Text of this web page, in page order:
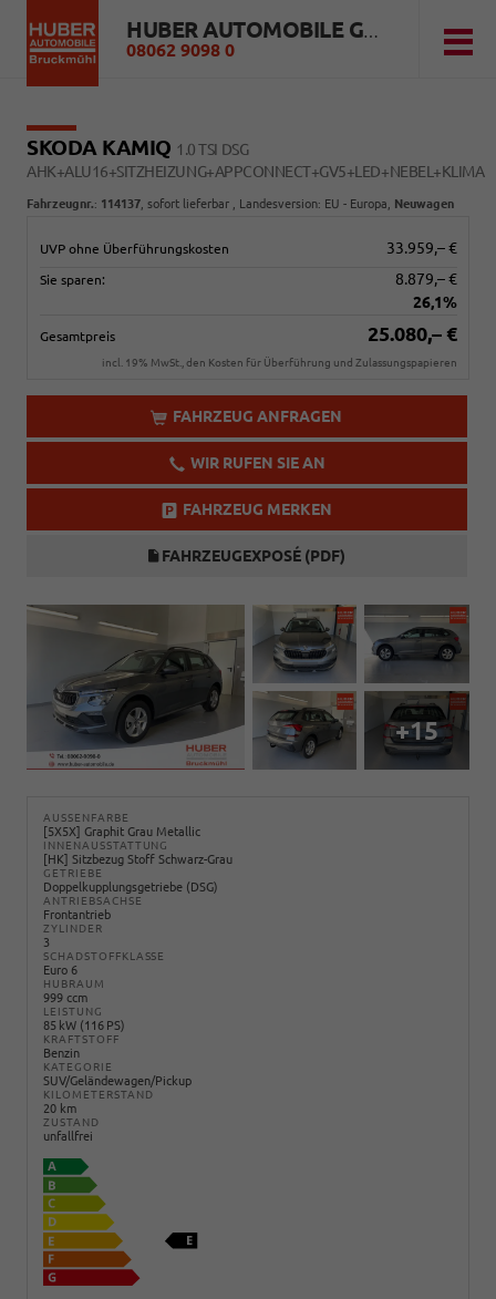
HUBER AUTOMOBILE GMBH
08062 9098 0
SKODA KAMIQ 1.0 TSI DSG
AHK+ALU16+SITZHEIZUNG+APPCONNECT+GV5+LED+NEBEL+KLIMA
Fahrzeugnr.: 114137 sofort lieferbar , Landesversion: EU - Europa, Neuwagen
UVP ohne Überführungskosten 33.959,– €
Sie sparen:
8.879,– €
26,1%
Gesamtpreis 25.080,– €
incl. 19% MwSt., den Kosten für Überführung und Zulassungspapieren
FAHRZEUG ANFRAGEN
WIR RUFEN SIE AN
FAHRZEUG MERKEN
FAHRZEUGEXPOSÉ (PDF)
+15
AUSSENFARBE
[5X5X] Graphit Grau Metallic
INNENAUSSTATTUNG
[HK] Sitzbezug Stoff Schwarz-Grau
GETRIEBE
Doppelkupplungsgetriebe (DSG)
ANTRIEBSACHSE
Frontantrieb
ZYLINDER
3
SCHADSTOFFKLASSE
Euro 6
HUBRAUM
999 ccm
LEISTUNG
85 kW (116 PS)
KRAFTSTOFF
Benzin
KATEGORIE
SUV/Geländewagen/Pickup
KILOMETERSTAND
20 km
ZUSTAND
unfallfrei